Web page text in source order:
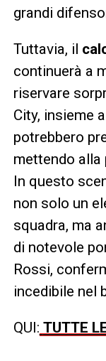
grandi
Tuttavia, il
continuerà a
riservare
City, insieme
potrebbero
mettendo alla
In questo
non solo un
squadra, ma
di notevole
Rossi,
incedibile nel
QUI: TUTTE